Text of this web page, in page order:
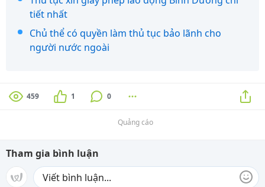
tiết nhất
Chủ thể có quyền làm thủ tục bảo lãnh cho
người nước ngoài
459 1 0
Quảng cáo
Tham gia bình luận